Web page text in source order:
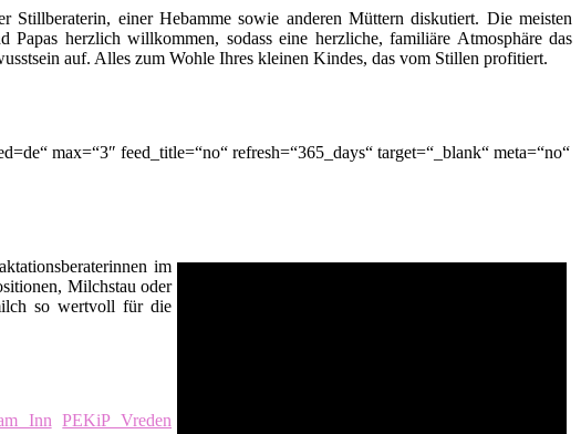
einer Hebamme sowie anderen Müttern diskutiert. Die meisten
herzlich willkommen, sodass eine herzliche, familiäre Atmosphäre das
auf. Alles zum Wohle Ihres kleinen Kindes, das vom Stillen profitiert.
max=“3″ feed_title=“no“ refresh=“365_days“ target=“_blank“ meta=“no“
im
Milchstau oder
so wertvoll für die
Inn
PEKiP Vreden